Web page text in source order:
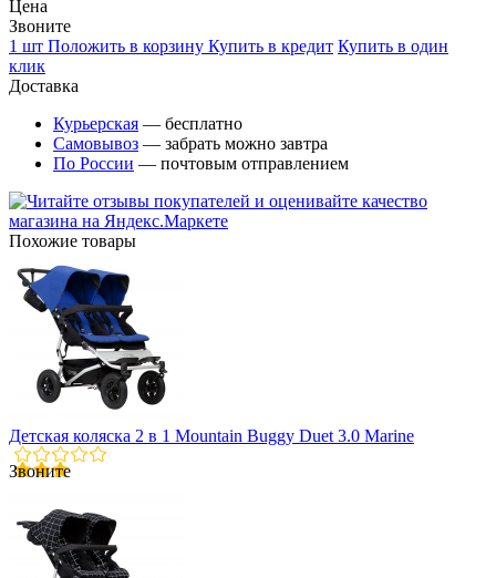
Цена
Звоните
1 шт Положить в корзину Купить в кредит Купить в один
клик
Доставка
Курьерская — бесплатно
Самовывоз — забрать можно завтра
По России — почтовым отправлением
Похожие товары
Детская коляска 2 в 1 Mountain Buggy Duet 3.0 Marine
Звоните